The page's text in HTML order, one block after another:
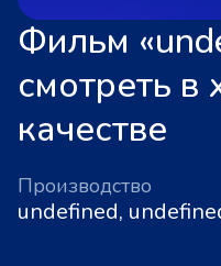
Фильм
смотреть в
качестве
Производство
undefined,